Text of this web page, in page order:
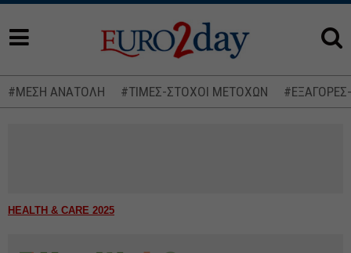
#ΜΕΣΗ ΑΝΑΤΟΛΗ #ΤΙΜΕΣ-ΣΤΟΧΟΙ ΜΕΤΟΧΩΝ
HEALTH & CARE 2025